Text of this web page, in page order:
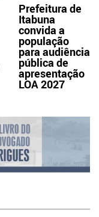
Prefeitura de
Itabuna
convida a
população
para audiência
pública de
apresentação
LOA 2027